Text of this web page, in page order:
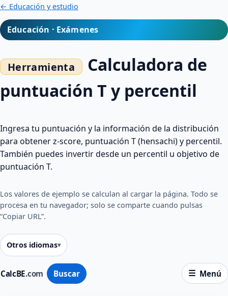
CalcBE.com Buscar Menú
← Educación y estudio
Educación · Exámenes
Calculadora de
puntuación T y percentil
Ingresa tu puntuación y la información de la distribución
para obtener z-score, puntuación T (hensachi) y percentil.
También puedes invertir desde un percentil u objetivo de
puntuación T.
Los valores de ejemplo se calculan al cargar la página. Todo se
procesa en tu navegador; solo se comparte cuando pulsas
“Copiar URL”.
Otros idiomas